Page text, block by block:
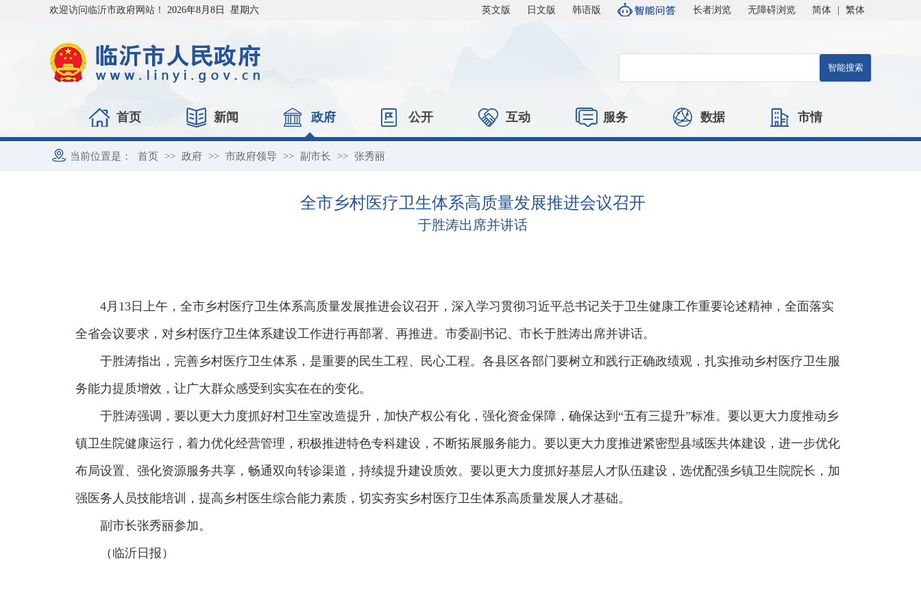
欢迎访问临沂市政府网站！ 2026年8月8日 星期六 英文版 日文版 韩语版 长者浏览 无障碍浏览 简体 繁体
首页 新闻 政府 公开 互动 服务 数据 市情
当前位置是： 首页 >> 政府 >> 市政府领导 >> 副市长 >> 张秀丽
全市乡村医疗卫生体系高质量发展推进会议召开
于胜涛出席并讲话
4月13日上午，全市乡村医疗卫生体系高质量发展推进会议召开，深入学习贯彻习近平总书记关于卫生健康工作重要论述精神，全面落实
全省会议要求，对乡村医疗卫生体系建设工作进行再部署、再推进。市委副书记、市长于胜涛出席并讲话。
于胜涛指出，完善乡村医疗卫生体系，是重要的民生工程、民心工程。各县区各部门要树立和践行正确政绩观，扎实推动乡村医疗卫生服
务能力提质增效，让广大群众感受到实实在在的变化。
于胜涛强调，要以更大力度抓好村卫生室改造提升，加快产权公有化，强化资金保障，确保达到“五有三提升”标准。要以更大力度推动乡
镇卫生院健康运行，着力优化经营管理，积极推进特色专科建设，不断拓展服务能力。要以更大力度推进紧密型县域医共体建设，进一步优化
布局设置、强化资源服务共享，畅通双向转诊渠道，持续提升建设质效。要以更大力度抓好基层人才队伍建设，选优配强乡镇卫生院院长，加
强医务人员技能培训，提高乡村医生综合能力素质，切实夯实乡村医疗卫生体系高质量发展人才基础。
副市长张秀丽参加。
（临沂日报）